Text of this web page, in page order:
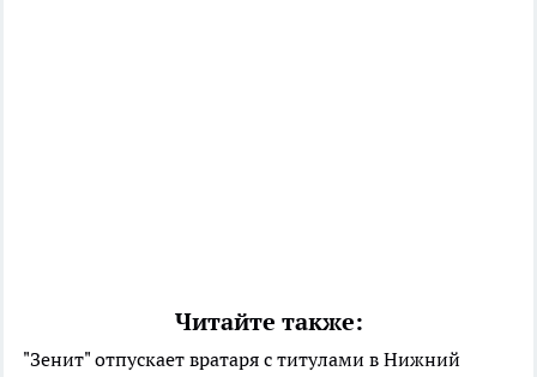
Читайте также:
"Зенит" отпускает вратаря с титулами в Нижний